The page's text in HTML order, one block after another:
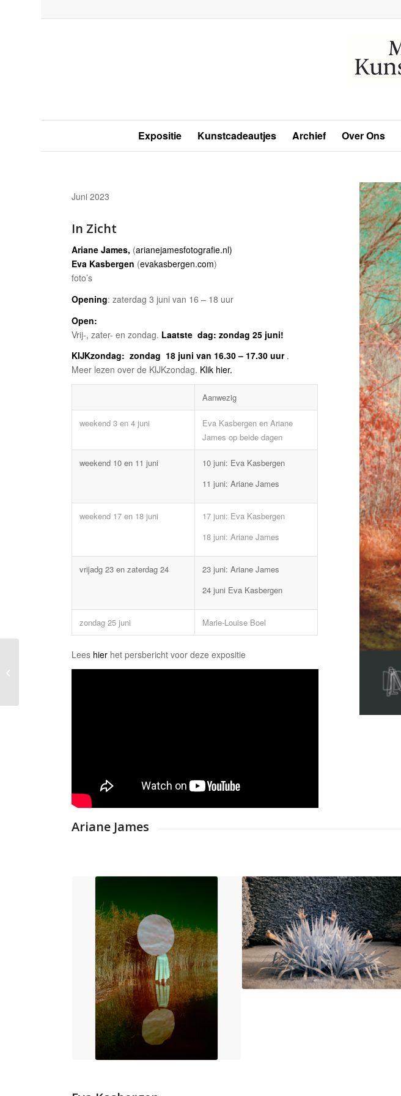
Expositie Kunstcadeautjes Archief Over Ons
Juni 2023
In Zicht
Ariane James, (arianejamesfotografie.nl)
Eva Kasbergen (evakasbergen.com)
foto’s
Opening: zaterdag 3 juni van 16 – 18 uur
Open:
Vrij-, zater- en zondag. Laatste dag: zondag 25 juni!
KIJKzondag: zondag 18 juni van 16.30 – 17.30 uur.
Meer lezen over de KIJKzondag. Klik hier.
Aanwezig
weekend 3 en 4 juni
Eva Kasbergen en Ariane
James op beide dagen
weekend 10 en 11 juni
10 juni: Eva Kasbergen
11 juni: Ariane James
weekend 17 en 18 juni
17 juni: Eva Kasbergen
18 juni: Ariane James
vrijadg 23 en zaterdag 24
23 juni: Ariane James
24 juni Eva Kasbergen
zondag 25 juni Marie-Louise Boel
Lees hier het persbericht voor deze expositie
Ariane James